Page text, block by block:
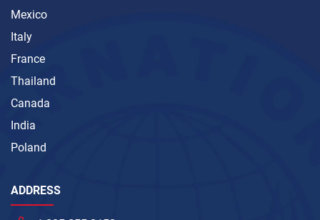
Mexico
Italy
France
Thailand
Canada
India
Poland
ADDRESS